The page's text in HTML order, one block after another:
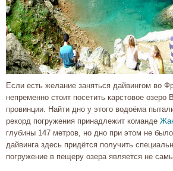
Если есть желание заняться дайвингом во
непременно стоит посетить карстовое
провинции. Найти дно у этого водоёма
рекорд погружения принадлежит команде
глубины 147 метров, но дно при этом не
дайвинга здесь придётся получить
погружение в пещеру озера является не